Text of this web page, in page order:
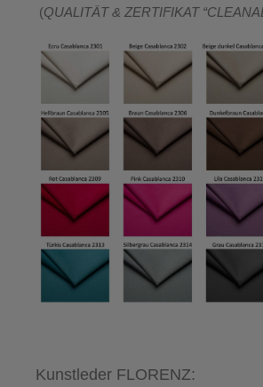
(QUALITÄT & ZERTIFIKAT
Kunstleder FLORENZ: